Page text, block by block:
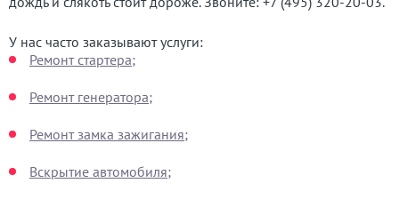
У нас часто заказывают услуги:
Ремонт стартера;
Ремонт генератора;
Ремонт замка зажигания;
Вскрытие автомобиля;